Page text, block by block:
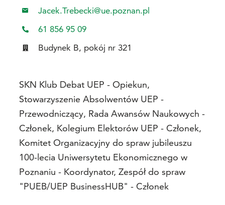
Jacek.Trebecki@ue.poznan.pl
61 856 95 09
Budynek B, pokój nr 321
SKN Klub Debat UEP - Opiekun,
Stowarzyszenie Absolwentów UEP -
Przewodniczący, Rada Awansów Naukowych -
Członek, Kolegium Elektorów UEP - Członek,
Komitet Organizacyjny do spraw jubileuszu
100-lecia Uniwersytetu Ekonomicznego w
Poznaniu - Koordynator, Zespół do spraw
"PUEB/UEP BusinessHUB" - Członek